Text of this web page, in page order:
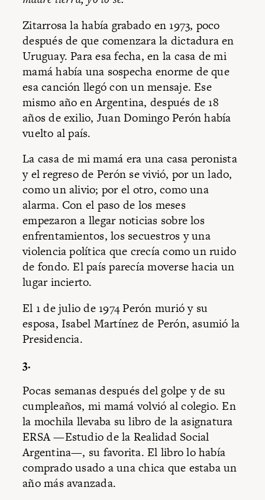
Zitarrosa la había grabado en 1973, poco
después de que comenzara la dictadura en
Uruguay. Para esa fecha, en la casa de mi
mamá había una sospecha enorme de que
esa canción llegó con un mensaje. Ese
mismo año en Argentina, después de 18
años de exilio, Juan Domingo Perón había
vuelto al país.
La casa de mi mamá era una casa peronista
y el regreso de Perón se vivió, por un lado,
como un alivio; por el otro, como una
alarma. Con el paso de los meses
empezaron a llegar noticias sobre los
enfrentamientos, los secuestros y una
violencia política que crecía como un ruido
de fondo. El país parecía moverse hacia un
lugar incierto.
El 1 de julio de 1974 Perón murió y su
esposa, Isabel Martínez de Perón, asumió la
Presidencia.
3.
Pocas semanas después del golpe y de su
cumpleaños, mi mamá volvió al colegio. En
la mochila llevaba su libro de la asignatura
ERSA —Estudio de la Realidad Social
Argentina—, su favorita. El libro lo había
comprado usado a una chica que estaba un
año más avanzada.